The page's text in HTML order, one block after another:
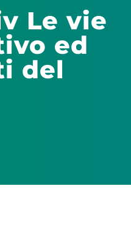
Le vie
ed
del